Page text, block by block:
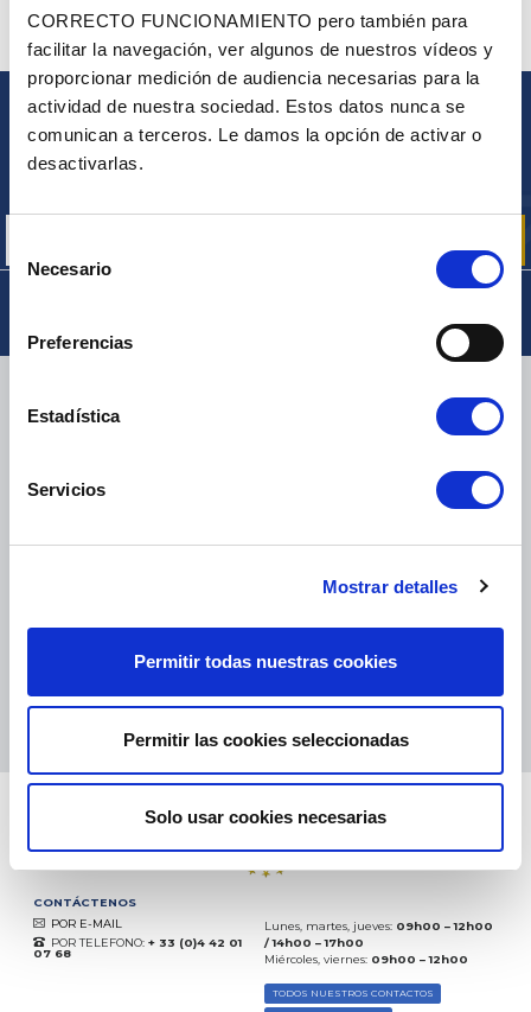
CORRECTO FUNCIONAMIENTO pero también para
facilitar la navegación, ver algunos de nuestros vídeos y
proporcionar medición de audiencia necesarias para la
actividad de nuestra sociedad. Estos datos nunca se
comunican a terceros. Le damos la opción de activar o
desactivarlas.
de Necesario
Preferencias
Estadística
Servicios
Mostrar detalles
Permitir todas nuestras cookies
Permitir las cookies seleccionadas
Solo usar cookies necesarias
¿ALGUNA PREGUNTA? ¿NECESITA AYUDA?
PÓNGASE EN CONTACTO CON NOSOTROS
BOLETÍN
TNT, GÉODIS, FRANCE EXPRESS, DPD
Excelente:4.5/5
(desde 2018)
CONTÁCTENOS
POR E-MAIL
POR TELEFONO: + 33 (0)4 42 01
07 68
Lunes, martes, jueves: 09h00 – 12h00
/ 14h00 – 17h00
Miércoles, viernes: 09h00 – 12h00
TODOS NUESTROS CONTACTOS